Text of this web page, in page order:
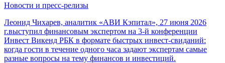
Новости и пресс-релизы
Леонид Чихарев, аналитик «АВИ Кэпитал», 27 июня 2026
г.выступил финансовым экспертом на 3-й конференции
Инвест Викенд РБК в формате быстрых инвест-свиданий:
когда гости в течение одного часа задают экспертам самые
разные вопросы на тему финансов и инвестиций.